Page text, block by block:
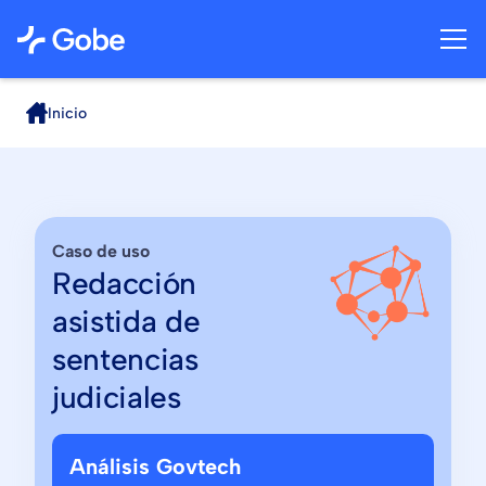
Inicio
Caso de uso
Redacción
asistida de
sentencias
judiciales
Análisis Govtech